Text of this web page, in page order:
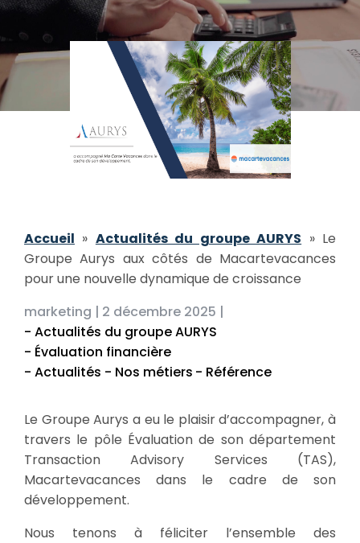
Accueil » Actualités du groupe AURYS » Le
Groupe Aurys aux côtés de Macartevacances
pour une nouvelle dynamique de croissance
marketing | 2 décembre 2025 |
- Actualités du groupe AURYS
- Évaluation financière
- Actualités - Nos métiers - Référence
Le Groupe Aurys a eu le plaisir d’accompagner, à
travers le pôle Évaluation de son département
Transaction Advisory Services (TAS),
Macartevacances dans le cadre de son
développement.
Nous tenons à féliciter l’ensemble des